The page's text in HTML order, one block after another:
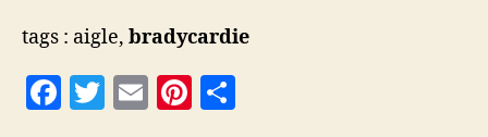
tags : aigle, bradycardie
F
T
E
Pi